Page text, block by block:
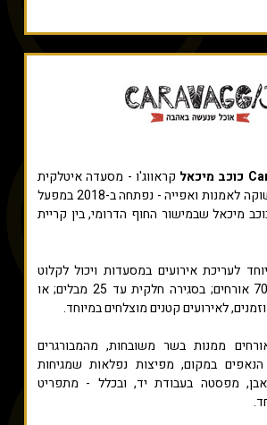
קראווג'ו - מסעדה איטלקית
קטנה, שנולדה מתשוקה לאמנות ואפייה - נפתחה ב-2018 במפעל
מיכאל שבמישור החוף הדרומי, בין קריית
לעריכת אירועים במסעדות ויכול לקלוט
בסגירה מלאה עד 70 אורחים; בסגירה חלקית עד 25 מבלים; או
ממנות בשר משובחות, מהמבורגרים
במקום, מפיצות נפלאות שמגיחות
מפסטה בעבודת יד, ובכלל - מתפריט